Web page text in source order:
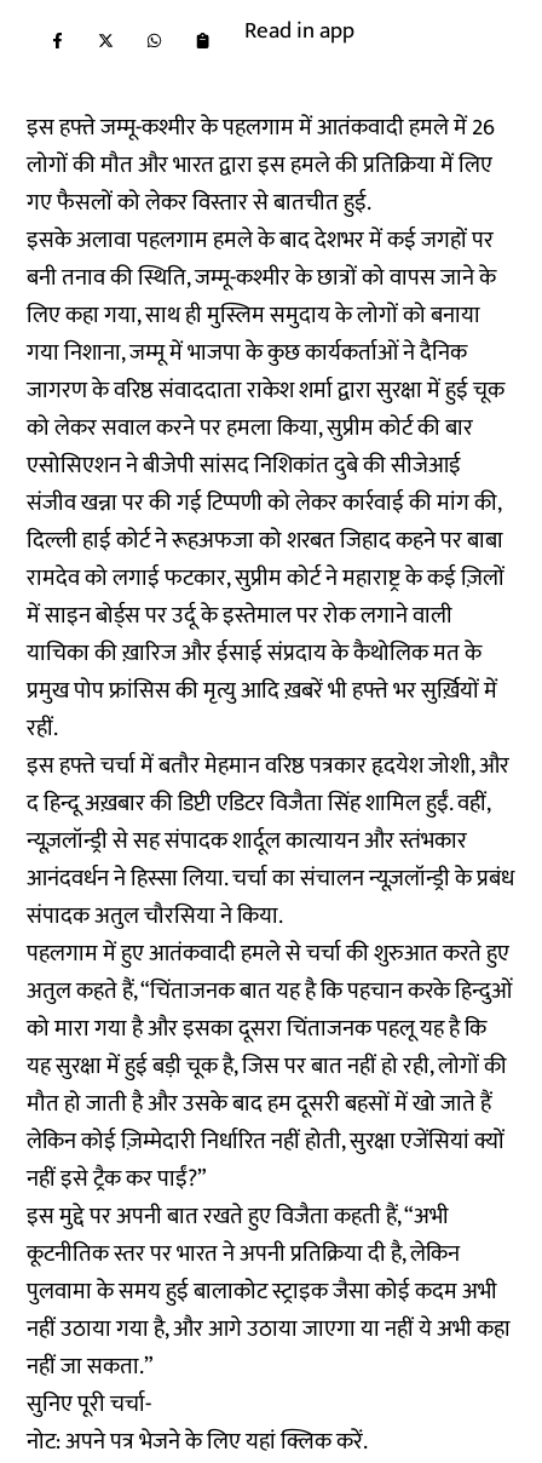
Read in app
इस हफ्ते जम्मू-कश्मीर के पहलगाम में आतंकवादी हमले में 26
लोगों की मौत और भारत द्वारा इस हमले की प्रतिक्रिया में लिए
गए फैसलों को लेकर विस्तार से बातचीत हुई.
इसके अलावा पहलगाम हमले के बाद देशभर में कई जगहों पर
बनी तनाव की स्थिति, जम्मू-कश्मीर के छात्रों को वापस जाने के
लिए कहा गया, साथ ही मुस्लिम समुदाय के लोगों को बनाया
गया निशाना, जम्मू में भाजपा के कुछ कार्यकर्ताओं ने दैनिक
जागरण के वरिष्ठ संवाददाता राकेश शर्मा द्वारा सुरक्षा में हुई चूक
को लेकर सवाल करने पर हमला किया, सुप्रीम कोर्ट की बार
एसोसिएशन ने बीजेपी सांसद निशिकांत दुबे की सीजेआई
संजीव खन्ना पर की गई टिप्पणी को लेकर कार्रवाई की मांग की,
दिल्ली हाई कोर्ट ने रूहअफजा को शरबत जिहाद कहने पर बाबा
रामदेव को लगाई फटकार, सुप्रीम कोर्ट ने महाराष्ट्र के कई ज़िलों
में साइन बोर्ड्स पर उर्दू के इस्तेमाल पर रोक लगाने वाली
याचिका की ख़ारिज और ईसाई संप्रदाय के कैथोलिक मत के
प्रमुख पोप फ्रांसिस की मृत्यु आदि ख़बरें भी हफ्ते भर सुर्ख़ियों में
रहीं.
इस हफ्ते चर्चा में बतौर मेहमान वरिष्ठ पत्रकार हृदयेश जोशी, और
द हिन्दू अख़बार की डिप्टी एडिटर विजैता सिंह शामिल हुईं. वहीं,
न्यूज़लॉन्ड्री से सह संपादक शार्दूल कात्यायन और स्तंभकार
आनंदवर्धन ने हिस्सा लिया. चर्चा का संचालन न्यूज़लॉन्ड्री के प्रबंध
संपादक अतुल चौरसिया ने किया.
पहलगाम में हुए आतंकवादी हमले से चर्चा की शुरुआत करते हुए
अतुल कहते हैं, “चिंताजनक बात यह है कि पहचान करके हिन्दुओं
को मारा गया है और इसका दूसरा चिंताजनक पहलू यह है कि
यह सुरक्षा में हुई बड़ी चूक है, जिस पर बात नहीं हो रही, लोगों की
मौत हो जाती है और उसके बाद हम दूसरी बहसों में खो जाते हैं
लेकिन कोई ज़िम्मेदारी निर्धारित नहीं होती, सुरक्षा एजेंसियां क्यों
नहीं इसे ट्रैक कर पाईं?”
इस मुद्दे पर अपनी बात रखते हुए विजैता कहती हैं, “अभी
कूटनीतिक स्तर पर भारत ने अपनी प्रतिक्रिया दी है, लेकिन
पुलवामा के समय हुई बालाकोट स्ट्राइक जैसा कोई कदम अभी
नहीं उठाया गया है, और आगे उठाया जाएगा या नहीं ये अभी कहा
नहीं जा सकता.”
सुनिए पूरी चर्चा-
नोट: अपने पत्र भेजने के लिएयहांक्लिक करें.